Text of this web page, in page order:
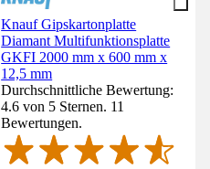
Knauf Gipskartonplatte
Diamant Multifunktionsplatte
GKFI 2000 mm x 600 mm x
12,5 mm
Durchschnittliche Bewertung:
4.6 von 5 Sternen. 11
Bewertungen.